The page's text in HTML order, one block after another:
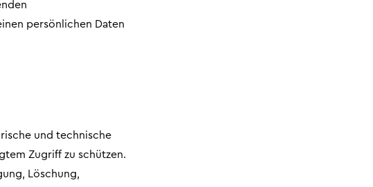
persönlichen Daten
und technische
Zugriff zu schützen.
Löschung,